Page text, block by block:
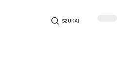
SZUKAJ